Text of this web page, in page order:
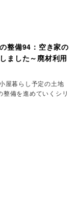
整備94：空き家の
ました～廃材利用
屋暮らし予定の土地
整備を進めていくシリ